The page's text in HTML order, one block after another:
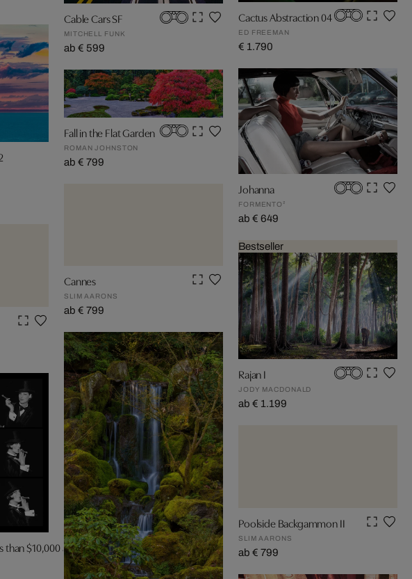
than $10,000 a Day"
Cable Cars SF
MITCHELL FUNK
ab € 599
Fall in the Flat Garden
ROMAN JOHNSTON
ab € 799
Cannes
SLIM AARONS
ab € 799
Cactus Abstraction 04
ED FREEMAN
€ 1.790
Johanna
FORMENTO²
ab € 649
Bestseller
Rajan I
JODY MACDONALD
ab € 1.199
Poolside Backgammon II
SLIM AARONS
ab € 799